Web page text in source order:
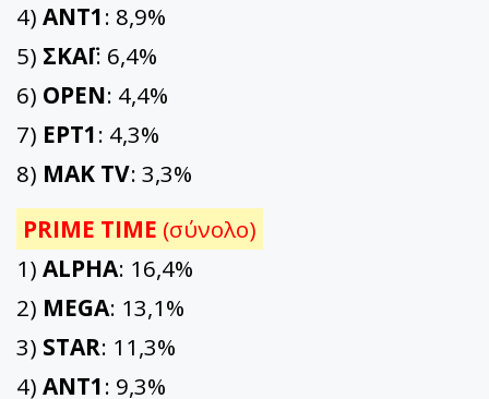
4) ΑΝΤ1: 8,9%
5) ΣΚΑΪ: 6,4%
6) OPEN: 4,4%
7) ΕΡΤ1: 4,3%
8) ΜΑΚ TV: 3,3%
PRIME TIME (σύνολο)
1) ALPHA: 16,4%
2) MEGA: 13,1%
3) STAR: 11,3%
4) ΑΝΤ1: 9,3%